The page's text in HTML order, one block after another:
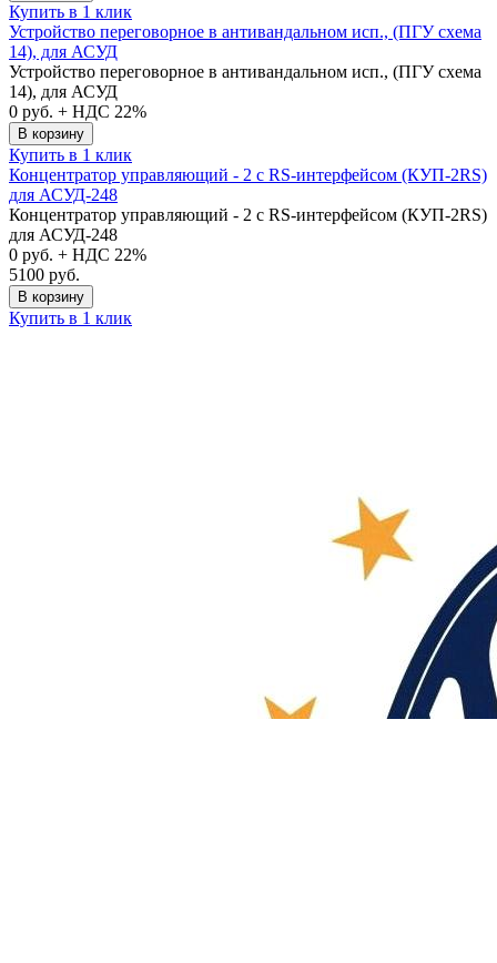
Купить в 1 клик
Устройство переговорное в антивандальном исп., (ПГУ схема
14), для АСУД
Устройство переговорное в антивандальном исп., (ПГУ схема
14), для АСУД
0 руб. + НДС 22%
В корзину
Купить в 1 клик
Концентратор управляющий - 2 с RS-интерфейсом (КУП-2RS)
для АСУД-248
Концентратор управляющий - 2 с RS-интерфейсом (КУП-2RS)
для АСУД-248
0 руб. + НДС 22%
5100 руб.
В корзину
Купить в 1 клик